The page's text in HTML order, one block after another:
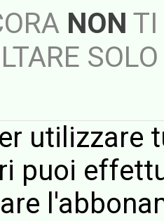
NON TI
utilizzare
puoi